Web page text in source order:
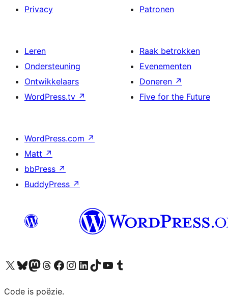
Privacy
Patronen
Leren
Ondersteuning
Ontwikkelaars
WordPress.tv ↗
Raak betrokken
Evenementen
Doneren ↗
Five for the Future
WordPress.com ↗
Matt ↗
bbPress ↗
BuddyPress ↗
Bezoek ons X (voorheen Twitter) account
Bezoek ons Bluesky account
Bezoek ons Mastodon account
Bezoek ons Threads account
Onze Facebook pagina bezoeken
Bezoek ons Instagram account
Bezoek ons LinkedIn account
Bezoek ons TikTok account
Bezoek ons YouTube kanaalBezoek ons Tumblr account
Code is poëzie.